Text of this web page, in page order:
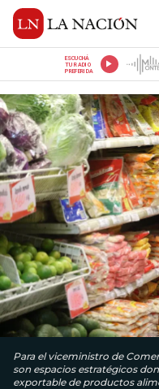
ESCUCHÁ
TU RADIO
PREFERIDA
Para el viceministro de
son espacios estratégicos
exportable de productos